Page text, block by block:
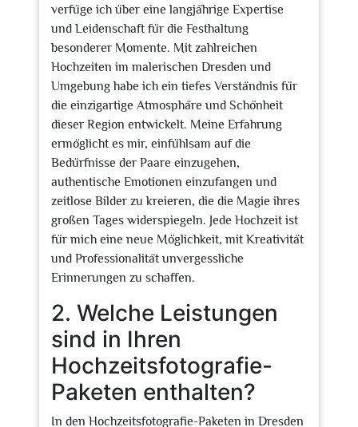
verfüge ich über eine langjährige Expertise
und Leidenschaft für die Festhaltung
besonderer Momente. Mit zahlreichen
Hochzeiten im malerischen Dresden und
Umgebung habe ich ein tiefes Verständnis für
die einzigartige Atmosphäre und Schönheit
dieser Region entwickelt. Meine Erfahrung
ermöglicht es mir, einfühlsam auf die
Bedürfnisse der Paare einzugehen,
authentische Emotionen einzufangen und
zeitlose Bilder zu kreieren, die die Magie ihres
großen Tages widerspiegeln. Jede Hochzeit ist
für mich eine neue Möglichkeit, mit Kreativität
und Professionalität unvergessliche
Erinnerungen zu schaffen.
2. Welche Leistungen
sind in Ihren
Hochzeitsfotografie-
Paketen enthalten?
In den Hochzeitsfotografie-Paketen in Dresden